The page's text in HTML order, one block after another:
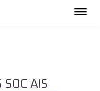
SOCIAIS